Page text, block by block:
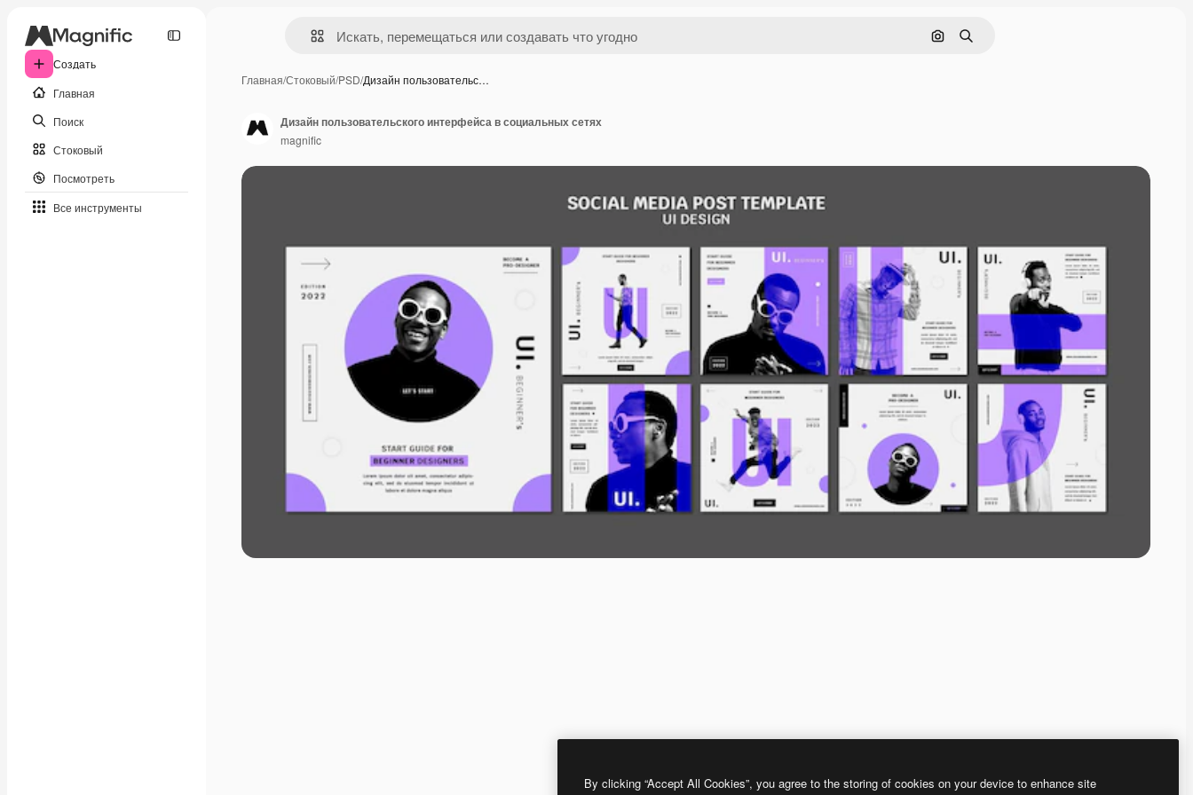
Создать
Главная
Поиск
Стоковый
Посмотреть
Все инструменты
Поиск по изображению
Поиск
Главная/Стоковый/PSD/Дизайн пользовательс…
Дизайн пользовательского интерфейса в социальных сетях
magnific
By clicking “Accept All Cookies”, you agree to the storing of cookies on your device to enhance site